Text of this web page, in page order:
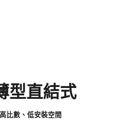
型直結式
比數、低安裝空間